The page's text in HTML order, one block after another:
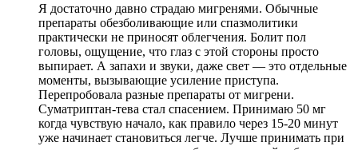
Я достаточно давно страдаю мигренями. Обычные
препараты обезболивающие или спазмолитики
практически не приносят облегчения. Болит пол
головы, ощущение, что глаз с этой стороны просто
выпирает. А запахи и звуки, даже свет — это отдельные
моменты, вызывающие усиление приступа.
Перепробовала разные препараты от мигрени.
Суматриптан-тева стал спасением. Принимаю 50 мг
когда чувствую начало, как правило через 15-20 минут
уже начинает становиться легче. Лучше принимать при